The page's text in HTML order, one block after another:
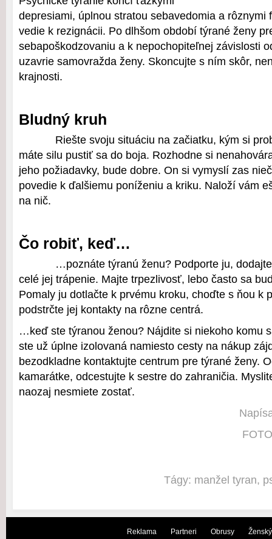
depresiami, úplnou stratou sebavedomia a rôznymi
vedie k rezignácii. Po dlhšom období týrané ženy
sebapoškodzovaniu a k nepochopiteľnej závislosti
uzavrie samovražda ženy. Skoncujte s ním skôr,
krajnosti.
Bludný kruh
Riešte svoju situáciu na začiatku, kým si
máte silu pustiť sa do boja. Rozhodne si
jeho požiadavky, bude dobre. On si vymyslí zas
povedie k ďalšiemu poníženiu a kriku. Naloží vám
na nič.
Čo robiť, keď…
…poznáte týranú ženu? Podporte ju,
celé jej trápenie. Majte trpezlivosť, lebo často sa
Pomaly ju dotlačte k prvému kroku, choďte s ňou k
podstrčte jej kontakty na rôzne centrá.
…keď ste týranou ženou? Nájdite si niekoho komu
ste už úplne izolovaná namiesto cesty na nákup
bezodkladne kontaktujte centrum pre týrané ženy.
kamarátke, odcestujte k sestre do zahraničia.
naozaj nesmiete zostať.
Tágy: manžel tyran,
Reklama Partneri Obrusy